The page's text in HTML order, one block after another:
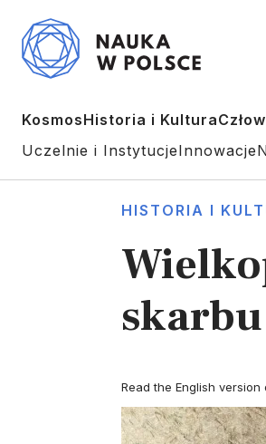
KosmosHistoria i Kultura
Uczelnie i InstytucjeInnowacje
HISTORIA I
Read the English